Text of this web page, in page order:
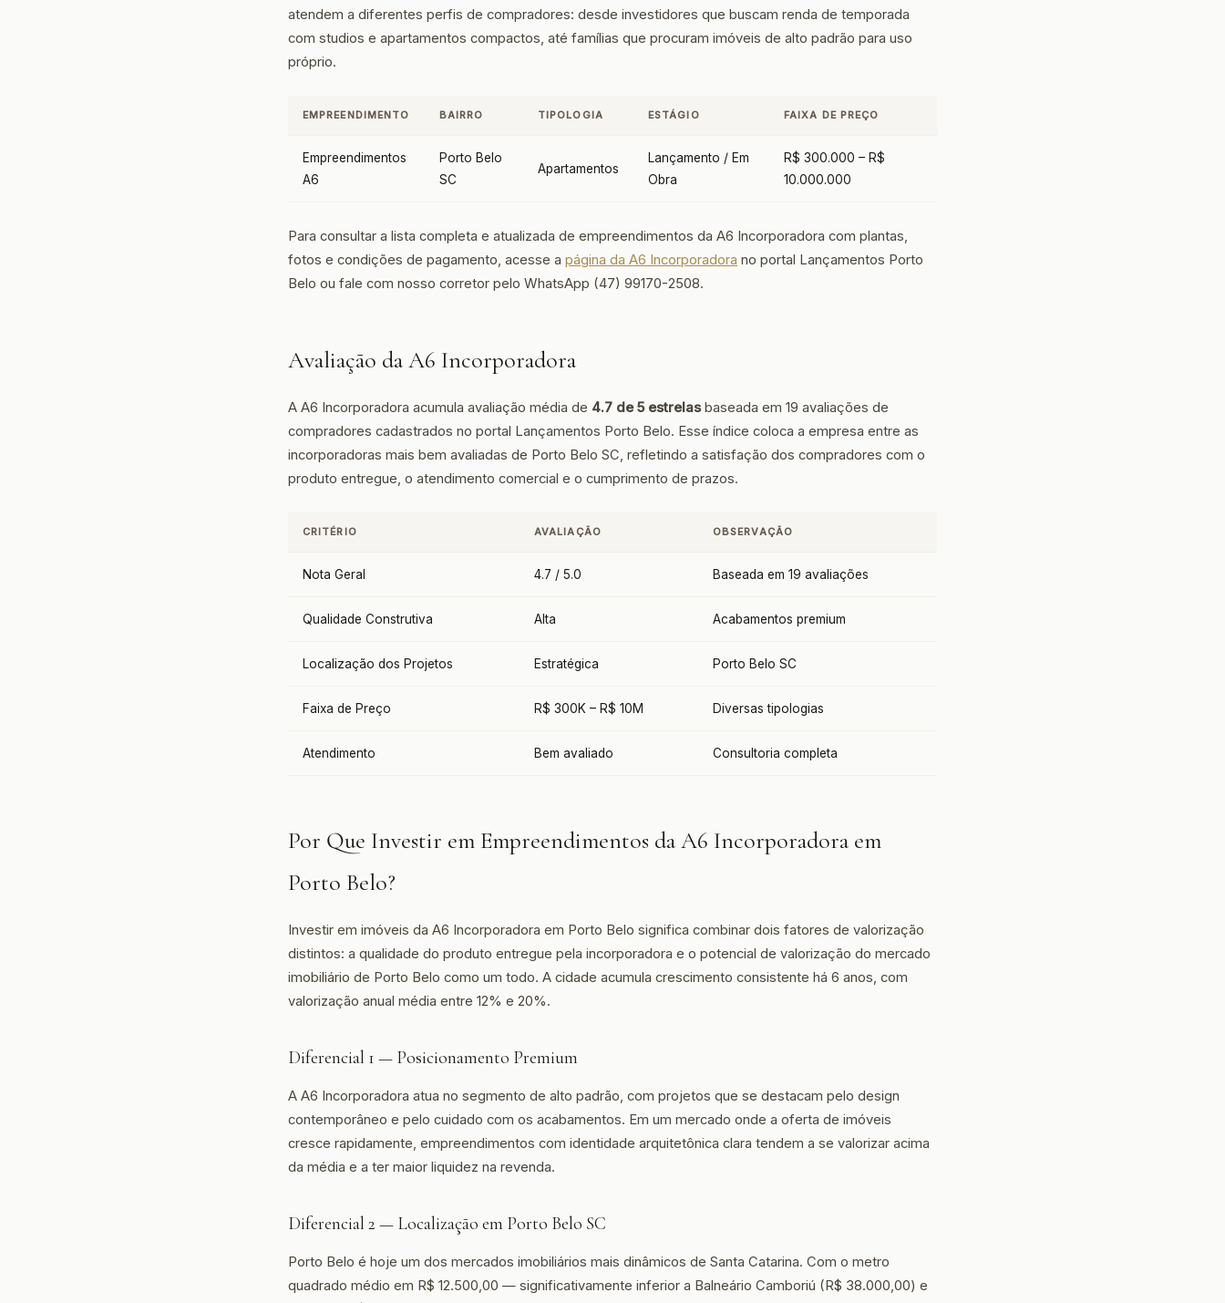
atendem a diferentes perfis de compradores: desde investidores que buscam renda de temporada
com studios e apartamentos compactos, até famílias que procuram imóveis de alto padrão para uso
próprio.
EMPREENDIMENTO BAIRRO TIPOLOGIA ESTÁGIO FAIXA DE PREÇO
Empreendimentos
A6
Porto Belo
SC
Apartamentos
Lançamento / Em
Obra
R$ 300.000 – R$
10.000.000
Para consultar a lista completa e atualizada de empreendimentos da A6 Incorporadora com plantas,
fotos e condições de pagamento, acesse a página da A6 Incorporadora no portal Lançamentos Porto
Belo ou fale com nosso corretor pelo WhatsApp (47) 99170-2508.
Avaliação da A6 Incorporadora
A A6 Incorporadora acumula avaliação média de 4.7 de 5 estrelasbaseada em 19 avaliações de
compradores cadastrados no portal Lançamentos Porto Belo. Esse índice coloca a empresa entre as
incorporadoras mais bem avaliadas de Porto Belo SC, refletindo a satisfação dos compradores com o
produto entregue, o atendimento comercial e o cumprimento de prazos.
CRITÉRIO AVALIAÇÃO OBSERVAÇÃO
Nota Geral 4.7 / 5.0 Baseada em 19 avaliações
Qualidade Construtiva Alta Acabamentos premium
Localização dos Projetos Estratégica Porto Belo SC
Faixa de Preço R$ 300K – R$ 10M Diversas tipologias
Atendimento Bem avaliado Consultoria completa
Por Que Investir em Empreendimentos da A6 Incorporadora em
Porto Belo?
Investir em imóveis da A6 Incorporadora em Porto Belo significa combinar dois fatores de valorização
distintos: a qualidade do produto entregue pela incorporadora e o potencial de valorização do mercado
imobiliário de Porto Belo como um todo. A cidade acumula crescimento consistente há 6 anos, com
valorização anual média entre 12% e 20%.
Diferencial 1 — Posicionamento Premium
A A6 Incorporadora atua no segmento de alto padrão, com projetos que se destacam pelo design
contemporâneo e pelo cuidado com os acabamentos. Em um mercado onde a oferta de imóveis
cresce rapidamente, empreendimentos com identidade arquitetônica clara tendem a se valorizar acima
da média e a ter maior liquidez na revenda.
Diferencial 2 — Localização em Porto Belo SC
Porto Belo é hoje um dos mercados imobiliários mais dinâmicos de Santa Catarina. Com o metro
quadrado médio em R$ 12.500,00 — significativamente inferior a Balneário Camboriú (R$ 38.000,00) e